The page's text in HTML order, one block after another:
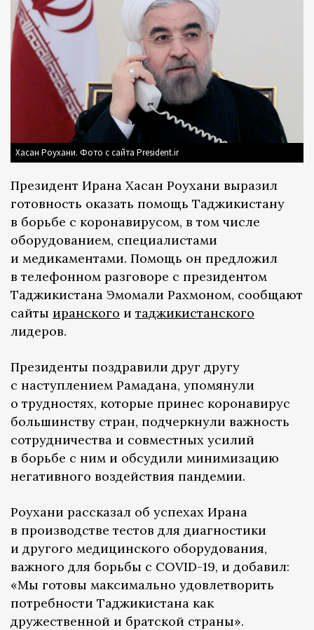
Хасан Роухани. Фото с сайта President.ir
Президент Ирана Хасан Роухани выразил
готовность оказать помощь Таджикистану
в борьбе с коронавирусом, в том числе
оборудованием, специалистами
и медикаментами. Помощь он предложил
в телефонном разговоре с президентом
Таджикистана Эмомали Рахмоном, сообщают
сайты иранского и таджикистанского
лидеров.
Президенты поздравили друг другу
с наступлением Рамадана, упомянули
о трудностях, которые принес коронавирус
большинству стран, подчеркнули важность
сотрудничества и совместных усилий
в борьбе с ним и обсудили минимизацию
негативного воздействия пандемии.
Роухани рассказал об успехах Ирана
в производстве тестов для диагностики
и другого медицинского оборудования,
важного для борьбы с COVID-19, и добавил:
«Мы готовы максимально удовлетворить
потребности Таджикистана как
дружественной и братской страны».